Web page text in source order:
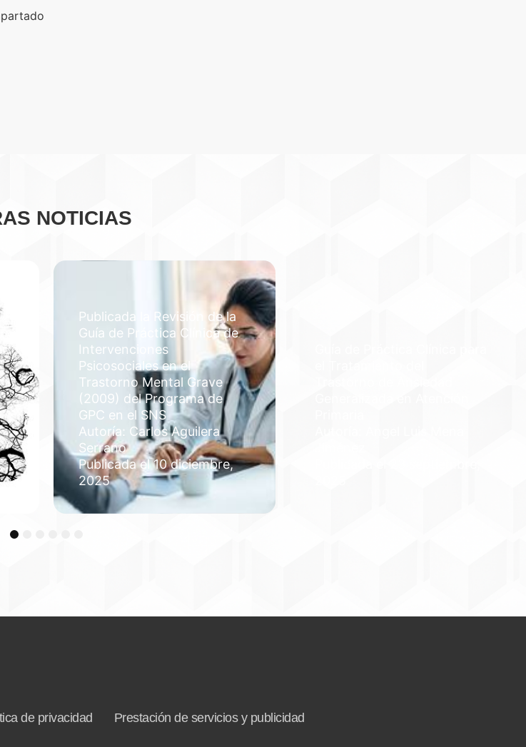
NOTICIAS
Publicada la Revisión de la
Guía de Práctica Clínica de
Intervenciones
Psicosociales en el
Trastorno Mental Grave
(2009) del Programa de
GPC en el SNS
Autoría: Carlos Aguilera
Serrano
Publicada el 10 diciembre,
2025
4
de privacidad Prestación de servicios y publicidad